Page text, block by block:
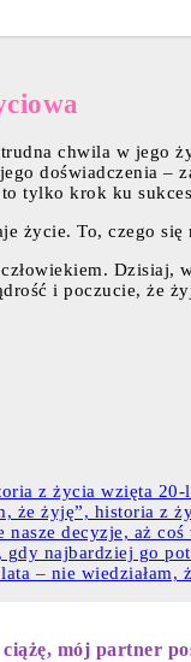
chwila w jego
doświadczenia –
tylko krok ku
życie. To, czego się
Dzisiaj,
i poczucie, że
z życia wzięta
że żyję”, historia z
nasze decyzje, aż
najbardziej go
– nie
ciążę, mój partner